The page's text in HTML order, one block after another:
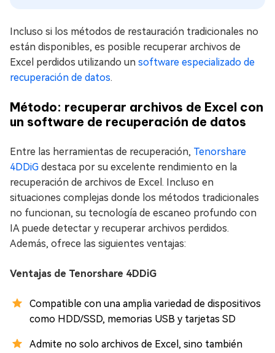
Incluso si los métodos de restauración tradicionales no
están disponibles, es posible recuperar archivos de
Excel perdidos utilizando un software especializado de
recuperación de datos.
Método: recuperar archivos de Excel con
un software de recuperación de datos
Entre las herramientas de recuperación, Tenorshare
4DDiG destaca por su excelente rendimiento en la
recuperación de archivos de Excel. Incluso en
situaciones complejas donde los métodos tradicionales
no funcionan, su tecnología de escaneo profundo con
IA puede detectar y recuperar archivos perdidos.
Además, ofrece las siguientes ventajas:
Ventajas de Tenorshare 4DDiG
Compatible con una amplia variedad de dispositivos
como HDD/SSD, memorias USB y tarjetas SD
Admite no solo archivos de Excel, sino también